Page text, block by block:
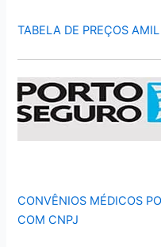
TABELA DE PREÇOS
CONVÊNIOS MÉDICOS
COM CNPJ